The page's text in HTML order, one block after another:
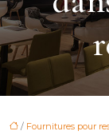
/ Fournitures pour